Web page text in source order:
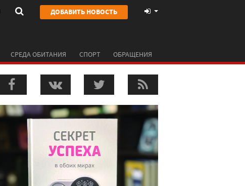
ДОБАВИТЬ НОВОСТЬ
СРЕДА ОБИТАНИЯ СПОРТ ОБРАЩЕНИЯ